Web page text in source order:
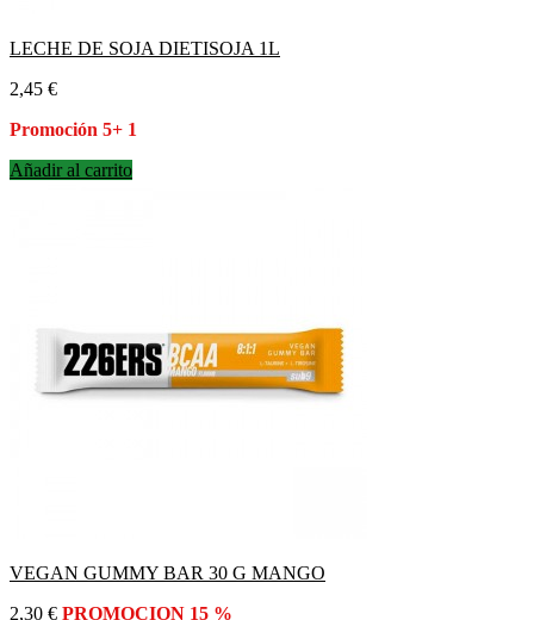
LECHE DE SOJA DIETISOJA 1L
Precio
2,45 €
Promoción 5+ 1
Añadir al carrito
VEGAN GUMMY BAR 30 G MANGO
Precio
2,30 € PROMOCION 15 %